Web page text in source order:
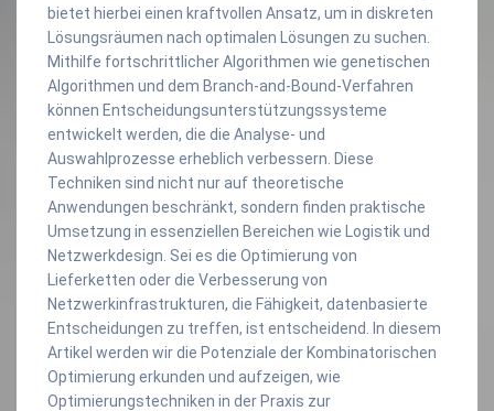
bietet hierbei einen kraftvollen Ansatz, um in diskreten
Lösungsräumen nach optimalen Lösungen zu suchen.
Mithilfe fortschrittlicher Algorithmen wie genetischen
Algorithmen und dem Branch-and-Bound-Verfahren
können Entscheidungsunterstützungssysteme
entwickelt werden, die die Analyse- und
Auswahlprozesse erheblich verbessern. Diese
Techniken sind nicht nur auf theoretische
Anwendungen beschränkt, sondern finden praktische
Umsetzung in essenziellen Bereichen wie Logistik und
Netzwerkdesign. Sei es die Optimierung von
Lieferketten oder die Verbesserung von
Netzwerkinfrastrukturen, die Fähigkeit, datenbasierte
Entscheidungen zu treffen, ist entscheidend. In diesem
Artikel werden wir die Potenziale der Kombinatorischen
Optimierung erkunden und aufzeigen, wie
Optimierungstechniken in der Praxis zur